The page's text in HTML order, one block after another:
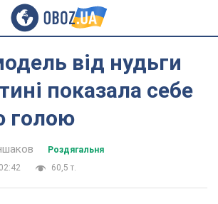
від нудьги
показала себе
голою
Роздягальня
60,5 т.